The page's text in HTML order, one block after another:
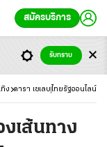
สมัครบริการ
ทิง ดารา เซเลบ ไทยรัฐออนไลน์
เส้นทาง
รับทราบ